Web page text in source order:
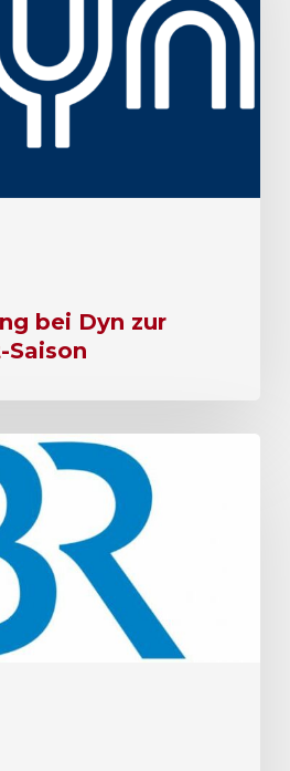
bei Dyn zur
Saison